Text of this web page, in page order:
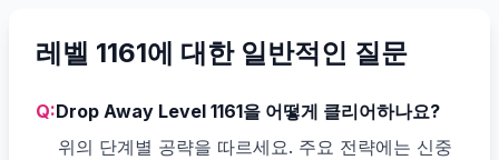
레벨 1161에 대한 일반적인 질문
Q:Drop Away Level 1161을 어떻게 클리어하나요?
위의 단계별 공략을 따르세요. 주요 전략에는 신중